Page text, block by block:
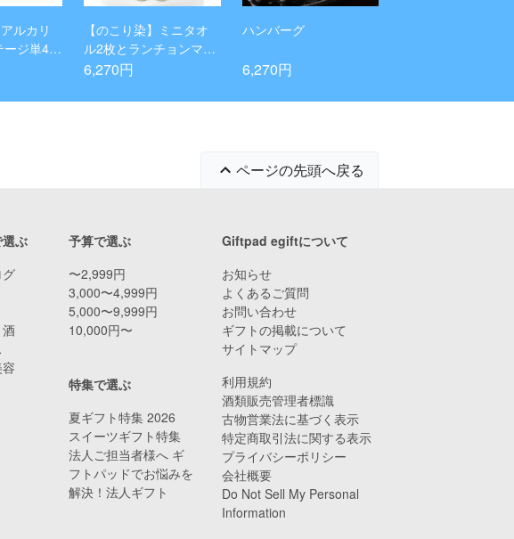
ルカリ
ージ単4 6
【のこり染】ミニタオ
ル2枚とランチョンマッ
トとルームシューズMの
6,270円
ハンバーグ
6,270円
ページの先頭へ戻る
予算で選ぶ
〜2,999円
3,000〜4,999円
5,000〜9,999円
10,000円〜
ぶ
酒
特集で選ぶ
夏ギフト特集 2026
スイーツギフト特集
法人ご担当者様へ ギ
フトパッドでお悩みを
解決！法人ギフト
Giftpad egiftについて
お知らせ
よくあるご質問
お問い合わせ
ギフトの掲載について
サイトマップ
利用規約
酒類販売管理者標識
古物営業法に基づく表示
特定商取引法に関する表示
プライバシーポリシー
会社概要
Do Not Sell My Personal
Information